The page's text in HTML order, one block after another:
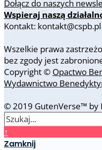
Dołącz do naszych
Wspieraj naszą
Kontakt: kontakt@cspb.pl
Wszelkie prawa
bez zgody jest
Copyright © Opactwo
Wydawnictwo
© 2019 GutenVerse™ by
↑
Zamknij